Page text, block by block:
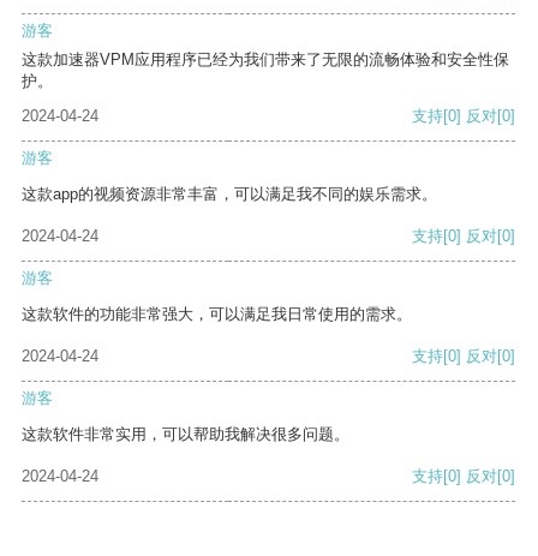
游客
这款加速器VPM应用程序已经为我们带来了无限的流畅体验和安全性保
护。
2024-04-24
支持[0] 反对[0]
游客
这款app的视频资源非常丰富，可以满足我不同的娱乐需求。
2024-04-24 支持[0] 反对[0]
游客
这款软件的功能非常强大，可以满足我日常使用的需求。
2024-04-24 支持[0] 反对[0]
游客
这款软件非常实用，可以帮助我解决很多问题。
2024-04-24 支持[0] 反对[0]